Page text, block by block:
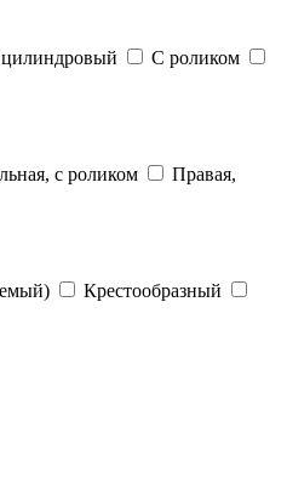
С роликом
с роликом
Правая,
Крестообразный